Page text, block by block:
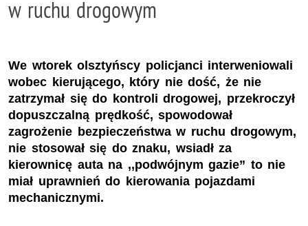
w ruchu drogowym
We wtorek olsztyńscy policjanci interweniowali
wobec kierującego, który nie dość, że nie
zatrzymał się do kontroli drogowej, przekroczył
dopuszczalną prędkość, spowodował
zagrożenie bezpieczeństwa w ruchu drogowym,
nie stosował się do znaku, wsiadł za
kierownicę auta na ,,podwójnym gazie” to nie
miał uprawnień do kierowania pojazdami
mechanicznymi.